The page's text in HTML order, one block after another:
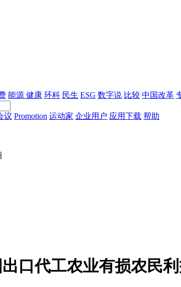
能源 健康 环科 民生 ESG 数字说 比较 中国改革
议 Promotion 运动家 企业用户 应用下载 帮助
口代工农业有损农民